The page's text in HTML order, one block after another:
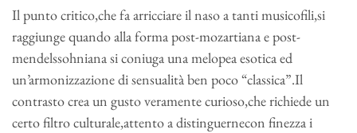
Il punto critico,che fa arricciare il naso a tanti musicofili,si
raggiunge quando alla forma post-mozartiana e post-
mendelssohniana si coniuga una melopea esotica ed
un’armonizzazione di sensualità ben poco “classica”.Il
contrasto crea un gusto veramente curioso,che richiede un
certo filtro culturale,attento a distinguernecon finezza i